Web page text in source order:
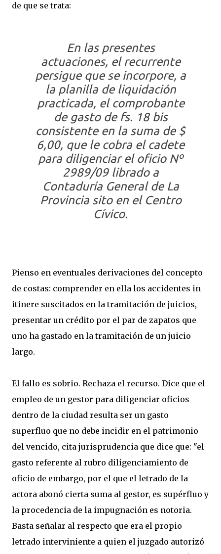
de que se trata:
En las presentes
actuaciones, el recurrente
persigue que se incorpore, a
la planilla de liquidación
practicada, el comprobante
de gasto de fs. 18 bis
consistente en la suma de $
6,00, que le cobra el cadete
para diligenciar el oficio Nº
2989/09 librado a
Contaduría General de La
Provincia sito en el Centro
Cívico.
Pienso en eventuales derivaciones del concepto
de costas: comprender en ella los accidentes in
itinere suscitados en la tramitación de juicios,
presentar un crédito por el par de zapatos que
uno ha gastado en la tramitación de un juicio
largo.
El fallo es sobrio. Rechaza el recurso. Dice que el
empleo de un gestor para diligenciar oficios
dentro de la ciudad resulta ser un gasto
superfluo que no debe incidir en el patrimonio
del vencido, cita jurisprudencia que dice que: "el
gasto referente al rubro diligenciamiento de
oficio de embargo, por el que el letrado de la
actora abonó cierta suma al gestor, es supérfluo y
la procedencia de la impugnación es notoria.
Basta señalar al respecto que era el propio
letrado interviniente a quien el juzgado autorizó